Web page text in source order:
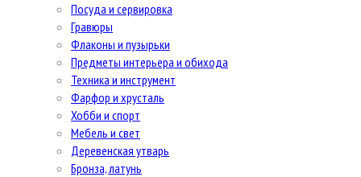
Посуда и сервировка
Гравюры
Флаконы и пузырьки
Предметы интерьера и обихода
Техника и инструмент
Фарфор и хрусталь
Хобби и спорт
Мебель и свет
Деревенская утварь
Бронза, латунь